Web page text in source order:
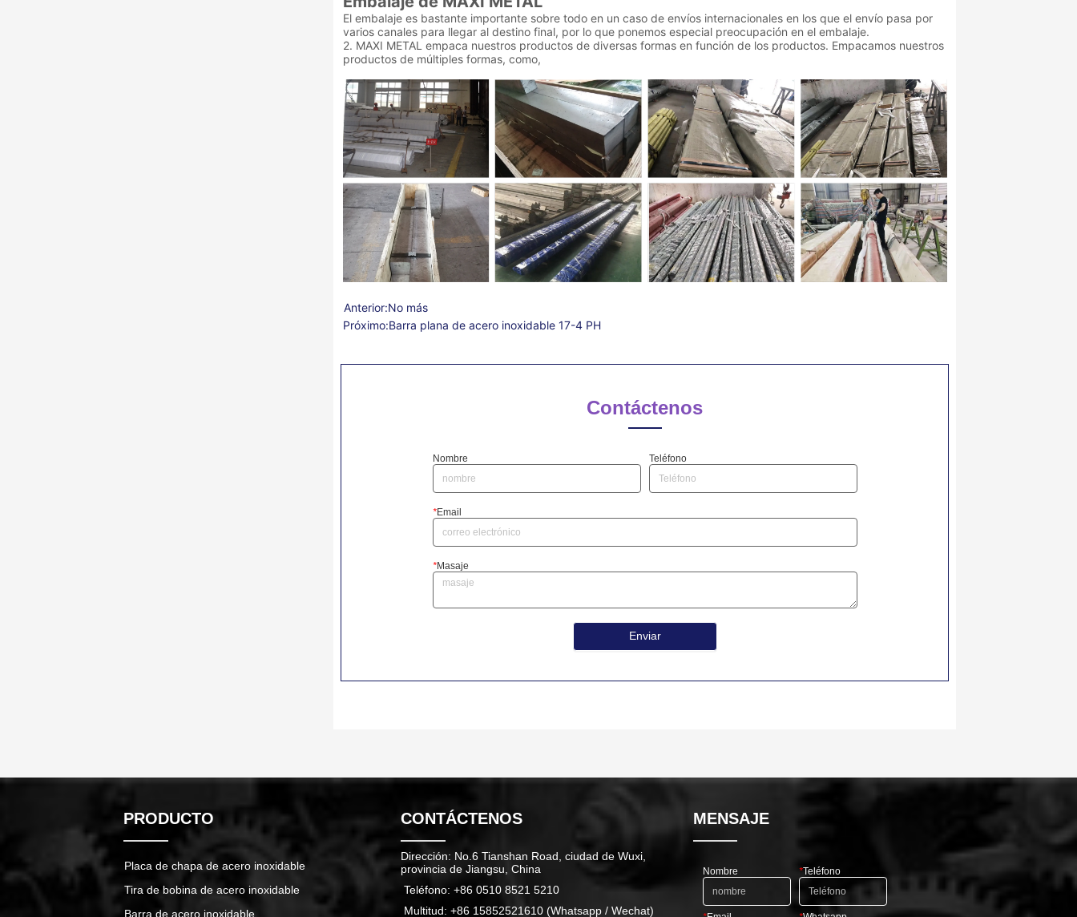
El embalaje es bastante importante sobre todo en un caso de envíos internacionales en los que el envío pasa por
varios canales para llegar al destino final, por lo que ponemos especial preocupación en el embalaje.
2. MAXI METAL empaca nuestros productos de diversas formas en función de los productos. Empacamos nuestros
productos de múltiples formas, como,
Anterior:No más
Próximo:Barra plana de acero inoxidable 17-4 PH
Contáctenos
Nombre Teléfono
*Email
*Masaje
Enviar
PRODUCTO
Placa de chapa de acero inoxidable
Tira de bobina de acero inoxidable
Barra de acero inoxidable
CONTÁCTENOS
Dirección: No.6 Tianshan Road, ciudad de Wuxi,
provincia de Jiangsu, China
Teléfono: +86 0510 8521 5210
Multitud: +86 15852521610 (Whatsapp / Wechat)
MENSAJE
Nombre *Teléfono